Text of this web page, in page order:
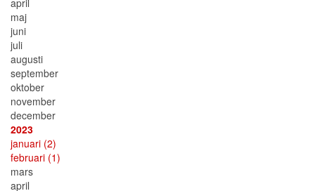
april
maj
juni
juli
augusti
september
oktober
november
december
2023
januari (2)
februari (1)
mars
april